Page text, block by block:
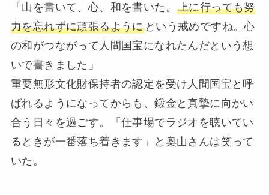
「山を書いて、心、和を書いた。 上に行っても努
力を忘れずに頑張るようにという戒めですね。心
の和がつながって人間国宝になれたんだという想
いで書きました」
重要無形文化財保持者の認定を受け人間国宝と呼
ばれるようになってからも、鍛金と真摯に向かい
合う日々を過ごす。「仕事場でラジオを聴いてい
るときが一番落ち着きます」と奥山さんは笑って
いた。